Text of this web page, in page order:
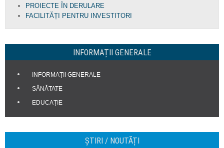
PROIECTE ÎN DERULARE
FACILITĂȚI PENTRU INVESTITORI
INFORMAȚII GENERALE
INFORMAȚII GENERALE
SĂNĂTATE
EDUCAȚIE
ȘTIRI / NOUTĂȚI